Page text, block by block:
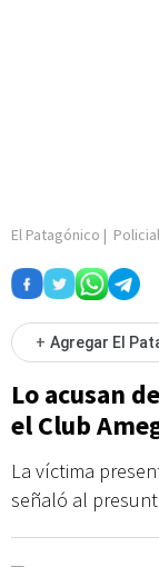
El Patagónico |
+ Agregar El
Lo acusan
el Club
La víctima
señaló al